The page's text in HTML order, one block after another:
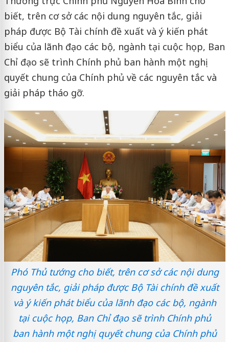
biết, trên cơ sở các nội dung nguyên tắc, giải
pháp được Bộ Tài chính đề xuất và ý kiến phát
biểu của lãnh đạo các bộ, ngành tại cuộc họp, Ban
Chỉ đạo sẽ trình Chính phủ ban hành một nghị
quyết chung của Chính phủ về các nguyên tắc và
giải pháp tháo gỡ.
Phó Thủ tướng cho biết, trên cơ sở các nội dung
nguyên tắc, giải pháp được Bộ Tài chính đề xuất
và ý kiến phát biểu của lãnh đạo các bộ, ngành
tại cuộc họp, Ban Chỉ đạo sẽ trình Chính phủ
ban hành một nghị quyết chung của Chính phủ